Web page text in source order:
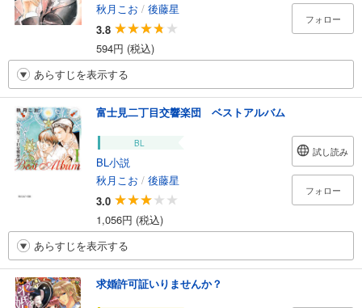
秋月こお / 後藤星
3.8
594円 (税込)
フォロー
あらすじを表示する
富士見二丁目交響楽団 ベストアルバム
BL
BL小説
秋月こお / 後藤星
3.0
1,056円 (税込)
試し読み
フォロー
あらすじを表示する
求婚許可証いりませんか？